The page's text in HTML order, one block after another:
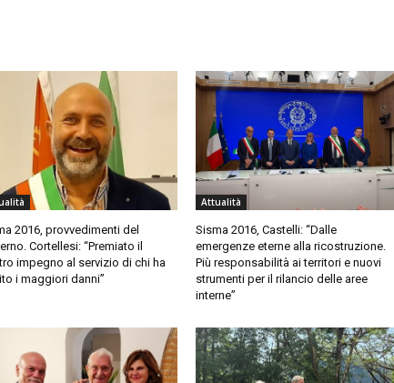
2016, provvedimenti del
Cortellesi: “Premiato il
impegno al servizio di chi ha
i maggiori danni”
Attualità
Sisma 2016, Castelli: “Dalle
emergenze eterne alla ricostruzione.
Più responsabilità ai territori e nuovi
strumenti per il rilancio delle aree
interne”